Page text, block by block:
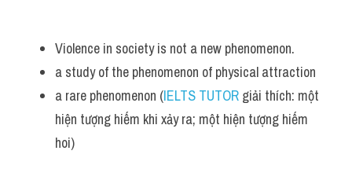
Violence in society is not a new phenomenon.
a study of the phenomenon of physical attraction
a rare phenomenon (IELTS TUTOR giải thích: một
hiện tượng hiếm khi xảy ra; một hiện tượng hiếm
hoi)